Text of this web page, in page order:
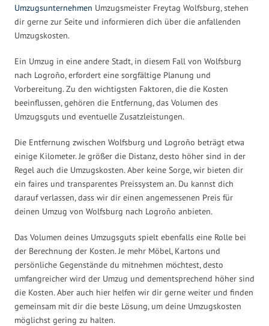
Umzugsunternehmen Umzugsmeister Freytag Wolfsburg, stehen
dir gerne zur Seite und informieren dich über die anfallenden
Umzugskosten.
Ein Umzug in eine andere Stadt, in diesem Fall von Wolfsburg
nach Logroño, erfordert eine sorgfältige Planung und
Vorbereitung. Zu den wichtigsten Faktoren, die die Kosten
beeinflussen, gehören die Entfernung, das Volumen des
Umzugsguts und eventuelle Zusatzleistungen.
Die Entfernung zwischen Wolfsburg und Logroño beträgt etwa
einige Kilometer. Je größer die Distanz, desto höher sind in der
Regel auch die Umzugskosten. Aber keine Sorge, wir bieten dir
ein faires und transparentes Preissystem an. Du kannst dich
darauf verlassen, dass wir dir einen angemessenen Preis für
deinen Umzug von Wolfsburg nach Logroño anbieten.
Das Volumen deines Umzugsguts spielt ebenfalls eine Rolle bei
der Berechnung der Kosten. Je mehr Möbel, Kartons und
persönliche Gegenstände du mitnehmen möchtest, desto
umfangreicher wird der Umzug und dementsprechend höher sind
die Kosten. Aber auch hier helfen wir dir gerne weiter und finden
gemeinsam mit dir die beste Lösung, um deine Umzugskosten
möglichst gering zu halten.